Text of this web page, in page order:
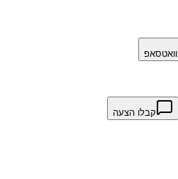
וואטסאפ
קבלו הצעה